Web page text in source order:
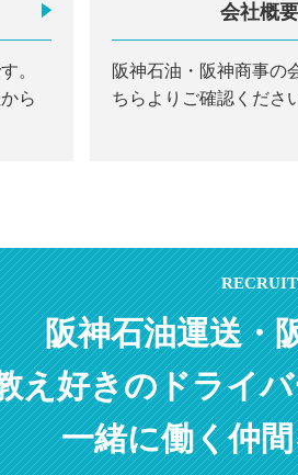
。
ら
会社概要
阪神石油・阪神商事の
ちらよりご確認くださ
RECRUIT
阪神石油運送・
え好きのドライ
一緒に働く仲